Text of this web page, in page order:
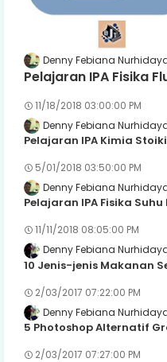
Denny Febiana
Pelajaran IPA Fisika
11/18/2018 03:00:00 PM
Denny Febiana
Pelajaran IPA Kimia
5/01/2018 03:50:00 PM
Denny Febiana
Pelajaran IPA Fisika
11/11/2018 08:05:00 PM
Denny Febiana
10 Jenis-jenis Makanan
2/03/2017 07:22:00 PM
Denny Febiana
5 Photoshop Alternatif
2/03/2017 07:27:00 PM